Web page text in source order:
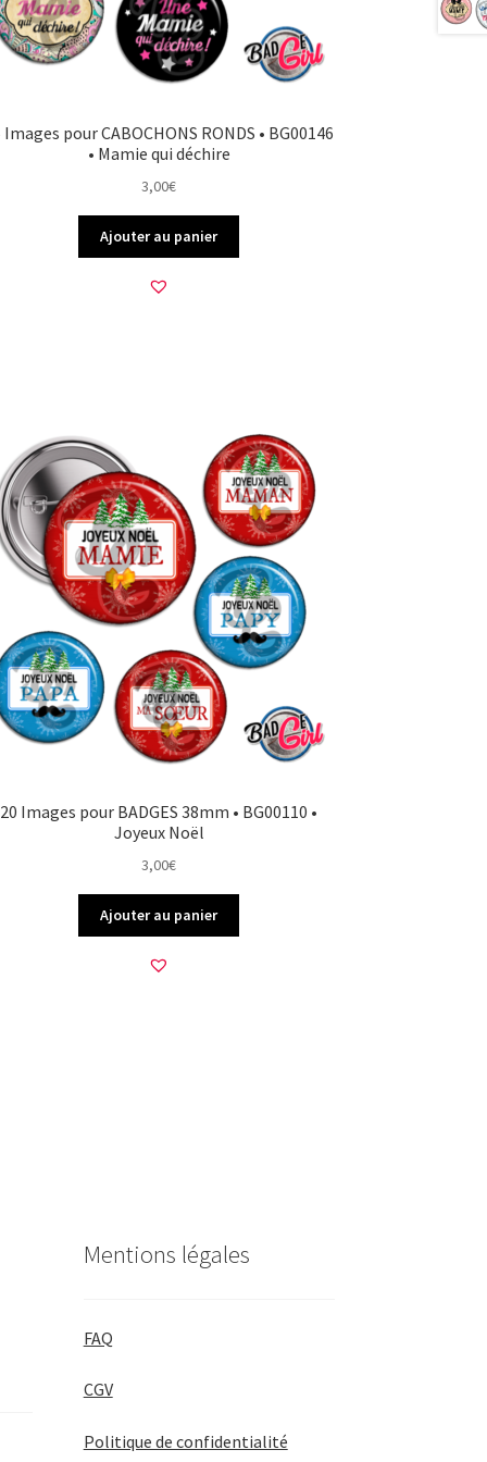
Images pour CABOCHONS RONDS • BG00146
• Mamie qui déchire
3,00€
Ajouter au panier
20 Images pour BADGES 38mm • BG00110 •
Joyeux Noël
3,00€
Ajouter au panier
Mentions légales
FAQ
CGV
Politique de confidentialité